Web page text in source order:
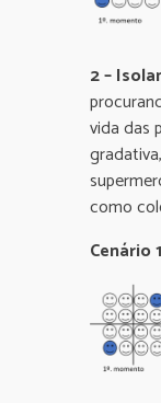
2 –
vida das
como
Cenário